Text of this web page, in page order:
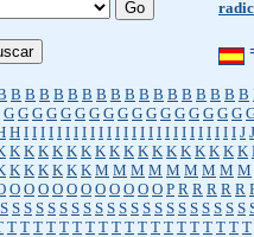
B B B B B B B B B B B B B B B B B
G G G G G G G G G G G G G G G G G
H I I I I I I I I I I I I I I I I I I I I I I I I I I J J
K K K K K K K K K K K K K K K K K
K K K K K K M M M M M M M M M
O O O O O O O O O O O P R R R R R
S S S S S S S S S S S S S S S S S S S S S
T T T T T T T T T T T T T T T T T T T